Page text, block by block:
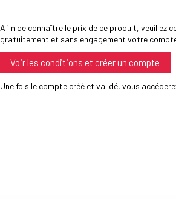
Afin de connaître le prix de ce produit, veuillez
gratuitement et sans engagement votre
Voir les conditions et créer un compte
Une fois le compte créé et validé, vous